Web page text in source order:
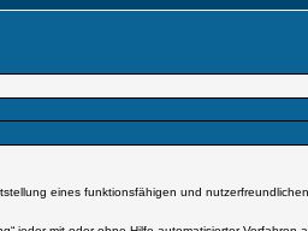
eines funktionsfähigen und